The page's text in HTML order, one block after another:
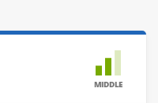
MIDDLE